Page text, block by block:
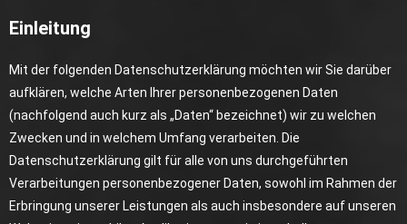
Einleitung
Mit der folgenden Datenschutzerklärung möchten wir Sie darüber
aufklären, welche Arten Ihrer personenbezogenen Daten
(nachfolgend auch kurz als „Daten“ bezeichnet) wir zu welchen
Zwecken und in welchem Umfang verarbeiten. Die
Datenschutzerklärung gilt für alle von uns durchgeführten
Verarbeitungen personenbezogener Daten, sowohl im Rahmen der
Erbringung unserer Leistungen als auch insbesondere auf unseren